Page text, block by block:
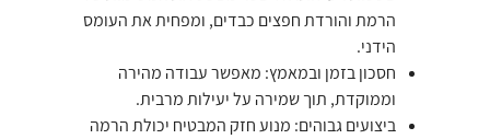
הרמת והורדת חפצים כבדים, ומפחית את העומס
הידני.
חסכון בזמן ובמאמץ: מאפשר עבודה מהירה
וממוקדת, תוך שמירה על יעילות מרבית.
ביצועים גבוהים: מנוע חזק המבטיח יכולת הרמה